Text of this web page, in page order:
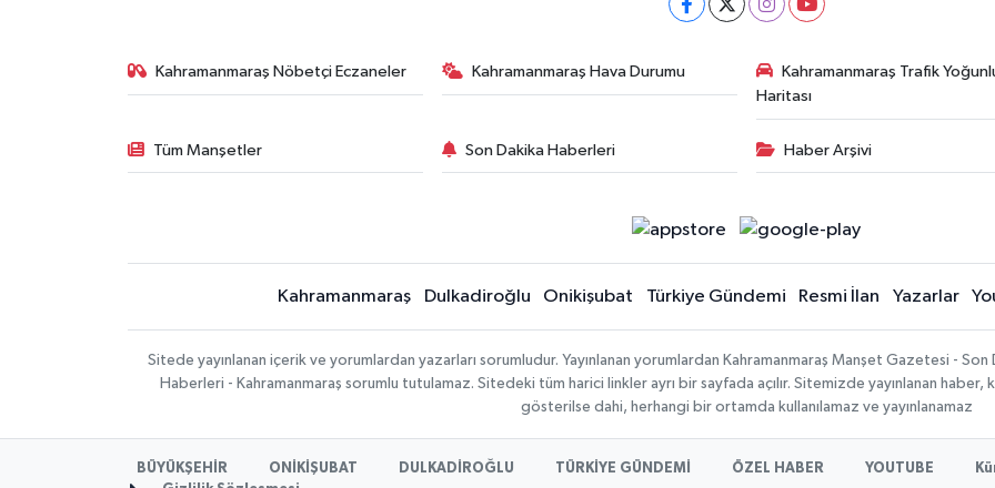
Kahramanmaraş Nöbetçi Eczaneler Kahramanmaraş Hava Durumu
Kahramanmaraş Trafik
Haritası
Tüm Manşetler Son Dakika Haberleri Haber Arşivi
Kahramanmaraş Dulkadiroğlu Onikişubat Türkiye Gündemi Resmi İlan Yazarlar
Sitede yayınlanan içerik ve yorumlardan yazarları sorumludur. Yayınlanan yorumlardan Kahramanmaraş Manşet Gazetesi -
Haberleri - Kahramanmaraş sorumlu tutulamaz. Sitedeki tüm harici linkler ayrı bir sayfada açılır. Sitemizde yayınlanan haber,
gösterilse dahi, herhangi bir ortamda kullanılamaz ve yayınlanamaz
BÜYÜKŞEHİR ONİKİŞUBAT DULKADİROĞLU TÜRKİYE GÜNDEMİ ÖZEL HABER YOUTUBE